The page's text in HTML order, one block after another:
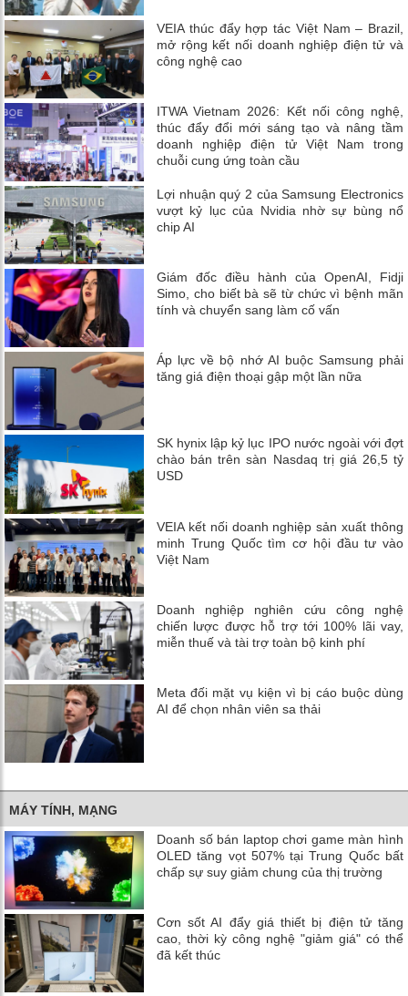
VEIA thúc đẩy hợp tác Việt Nam – Brazil,
mở rộng kết nối doanh nghiệp điện tử và
công nghệ cao
ITWA Vietnam 2026: Kết nối công nghệ,
thúc đẩy đổi mới sáng tạo và nâng tầm
doanh nghiệp điện tử Việt Nam trong
chuỗi cung ứng toàn cầu
Lợi nhuận quý 2 của Samsung Electronics
vượt kỷ lục của Nvidia nhờ sự bùng nổ
chip AI
Giám đốc điều hành của OpenAI, Fidji
Simo, cho biết bà sẽ từ chức vì bệnh mãn
tính và chuyển sang làm cố vấn
Áp lực về bộ nhớ AI buộc Samsung phải
tăng giá điện thoại gập một lần nữa
SK hynix lập kỷ lục IPO nước ngoài với đợt
chào bán trên sàn Nasdaq trị giá 26,5 tỷ
USD
VEIA kết nối doanh nghiệp sản xuất thông
minh Trung Quốc tìm cơ hội đầu tư vào
Việt Nam
Doanh nghiệp nghiên cứu công nghệ
chiến lược được hỗ trợ tới 100% lãi vay,
miễn thuế và tài trợ toàn bộ kinh phí
Meta đối mặt vụ kiện vì bị cáo buộc dùng
AI để chọn nhân viên sa thải
MÁY TÍNH, MẠNG
Doanh số bán laptop chơi game màn hình
OLED tăng vọt 507% tại Trung Quốc bất
chấp sự suy giảm chung của thị trường
Cơn sốt AI đẩy giá thiết bị điện tử tăng
cao, thời kỳ công nghệ "giảm giá" có thể
đã kết thúc